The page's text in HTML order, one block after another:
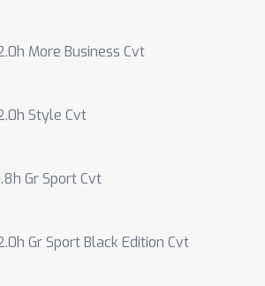
More Business Cvt
Style Cvt
Gr Sport Cvt
Gr Sport Black Edition Cvt